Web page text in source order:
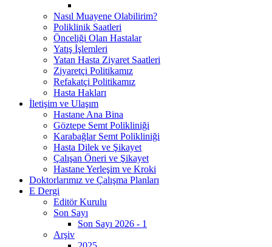
Nasıl Muayene Olabilirim?
Poliklinik Saatleri
Önceliği Olan Hastalar
Yatış İşlemleri
Yatan Hasta Ziyaret Saatleri
Ziyaretçi Politikamız
Refakatçi Politikamız
Hasta Hakları
İletişim ve Ulaşım
Hastane Ana Bina
Göztepe Semt Polikliniği
Karabağlar Semt Polikliniği
Hasta Dilek ve Şikayet
Çalışan Öneri ve Şikayet
Hastane Yerleşim ve Kroki
Doktorlarımız ve Çalışma Planları
E Dergi
Editör Kurulu
Son Sayı
Son Sayı 2026 - 1
Arşiv